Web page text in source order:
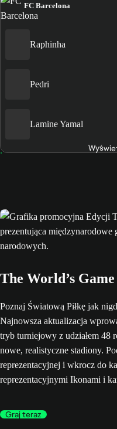
FC Barcelona
Raphinha
Pedri
Lamine Yamal
The World’s Game
Poznaj Światową Piłkę jak
Najnowsza aktualizacja
tryb turniejowy z udziałem 48
nowe, realistyczne stadiony.
reprezentacyjnej i wkrocz do
reprezentacyjnymi Ikonami i
Graj teraz